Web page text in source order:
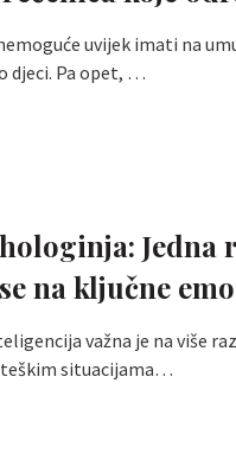
uvijek imati na
djeci. Pa opet, …
Jedna
na ključne
važna je na više
situacijama…